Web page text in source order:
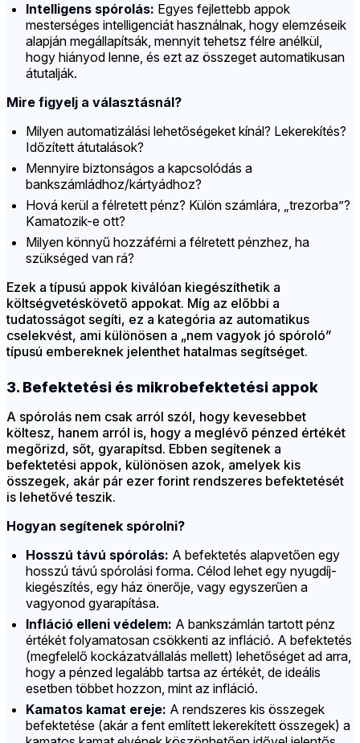
Intelligens spórolás: Egyes fejlettebb appok
mesterséges intelligenciát használnak, hogy elemzéseik
alapján megállapítsák, mennyit tehetsz félre anélkül,
hogy hiányod lenne, és ezt az összeget automatikusan
átutalják.
Mire figyelj a választásnál?
Milyen automatizálási lehetőségeket kínál? Lekerekítés?
Időzített átutalások?
Mennyire biztonságos a kapcsolódás a
bankszámládhoz/kártyádhoz?
Hová kerül a félretett pénz? Külön számlára, „trezorba”?
Kamatozik-e ott?
Milyen könnyű hozzáférni a félretett pénzhez, ha
szükséged van rá?
Ezek a típusú appok kiválóan kiegészíthetik a
költségvetéskövető appokat. Míg az előbbi a
tudatosságot segíti, ez a kategória az automatikus
cselekvést, ami különösen a „nem vagyok jó spóroló”
típusú embereknek jelenthet hatalmas segítséget.
3. Befektetési és mikrobefektetési appok
A spórolás nem csak arról szól, hogy kevesebbet
költesz, hanem arról is, hogy a meglévő pénzed értékét
megőrizd, sőt, gyarapítsd. Ebben segítenek a
befektetési appok, különösen azok, amelyek kis
összegek, akár pár ezer forint rendszeres befektetését
is lehetővé teszik.
Hogyan segítenek spórolni?
Hosszú távú spórolás: A befektetés alapvetően egy
hosszú távú spórolási forma. Célod lehet egy nyugdíj-
kiegészítés, egy ház önerője, vagy egyszerűen a
vagyonod gyarapítása.
Infláció elleni védelem: A bankszámlán tartott pénz
értékét folyamatosan csökkenti az infláció. A befektetés
(megfelelő kockázatvállalás mellett) lehetőséget ad arra,
hogy a pénzed legalább tartsa az értékét, de ideális
esetben többet hozzon, mint az infláció.
Kamatos kamat ereje: A rendszeres kis összegek
befektetése (akár a fent említett lekerekített összegek) a